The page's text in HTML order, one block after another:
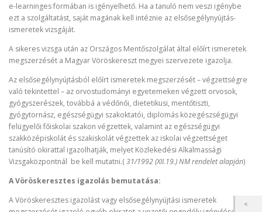
e-learninges formában is igényelhető. Ha a tanuló nem veszi igénybe
ezt a szolgáltatást, saját magának kell intéznie az elsősegélynyújtás-
ismeretek vizsgáját.
A sikeres vizsga után az Országos Mentőszolgálat által előírt ismeretek
megszerzését a Magyar Vöröskereszt megyei szervezete igazolja.
Az elsősegélynyújtásból előírt ismeretek megszerzését – végzettségre
való tekintettel – az orvostudományi egyetemeken végzett orvosok,
gyógyszerészek, továbbá a védőnői, dietetikusi, mentőtiszti,
gyógytornász, egészségügyi szakoktatói, diplomás közegészségügyi
felügyelői főiskolai szakon végzettek, valamint az egészségügyi
szakközépiskolát és szakiskolát végzettek az iskolai végzettséget
tanúsító okirattal igazolhatják, melyet Közlekedési Alkalmassági
Vizsgaközpontnál be kell mutatni.(31/1992 (XII.19.) NM rendelet alapján)
A Vöröskeresztes igazolás bemutatása:
A Vöröskeresztes igazolást vagy elsősegélynyújtási ismeretek